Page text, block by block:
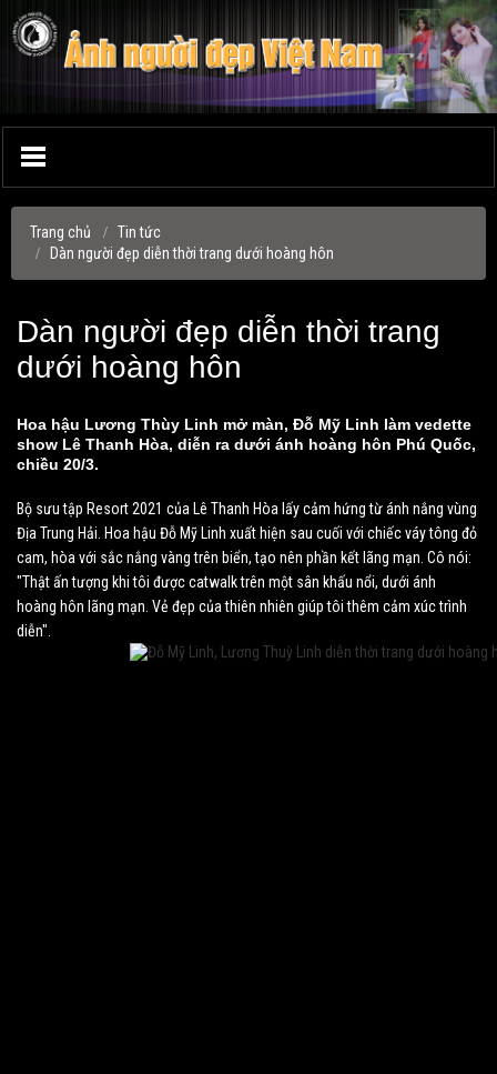
▼
Trang chủ
Tin tức
Dàn người đẹp diễn thời trang dưới hoàng hôn
Dàn người đẹp diễn thời trang
dưới hoàng hôn
Hoa hậu Lương Thùy Linh mở màn, Đỗ Mỹ Linh làm vedette
show Lê Thanh Hòa, diễn ra dưới ánh hoàng hôn Phú Quốc,
chiều 20/3.
Bộ sưu tập Resort 2021 của Lê Thanh Hòa lấy cảm hứng từ ánh nắng vùng
Địa Trung Hải. Hoa hậu Đỗ Mỹ Linh xuất hiện sau cuối với chiếc váy tông đỏ
cam, hòa với sắc nắng vàng trên biển, tạo nên phần kết lãng mạn. Cô nói:
"Thật ấn tượng khi tôi được catwalk trên một sân khấu nổi, dưới ánh
hoàng hôn lãng mạn. Vẻ đẹp của thiên nhiên giúp tôi thêm cảm xúc trình
diễn".